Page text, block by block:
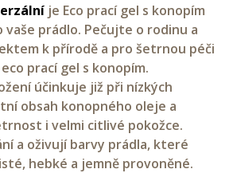
je Eco prací gel s konopím
prádlo. Pečujte o rodinu a
k přírodě a pro šetrnou péči
prací gel s konopím.
účinkuje již při nízkých
obsah konopného oleje a
i velmi citlivé pokožce.
a oživují barvy prádla, které
hebké a jemně provoněné.